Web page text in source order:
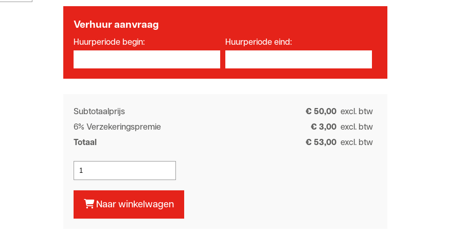
Verhuur aanvraag
Huurperiode begin: Huurperiode eind:
Subtotaalprijs € 50,00 excl. btw
6% Verzekeringspremie
€ 3,00 excl. btw
Totaal
€ 53,00 excl. btw
Naar winkelwagen